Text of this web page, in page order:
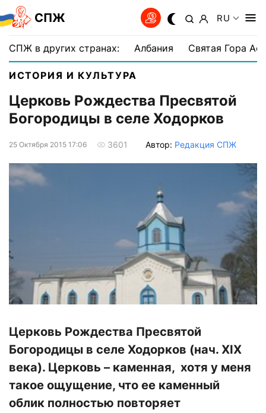
СПЖ RU
СПЖ в других странах: Албания Святая Гора
ИСТОРИЯ И КУЛЬТУРА
Церковь Рождества Пресвятой
Богородицы в селе Ходорков
25 Октября 2015 17:06 3601 Автор: Редакция СПЖ
Церковь Рождества Пресвятой
Богородицы в селе Ходорков (нач. ХІХ
века). Церковь – каменная, хотя у меня
такое ощущение, что ее каменный
облик полностью повторяет